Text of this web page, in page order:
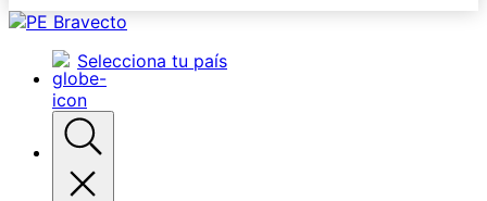
Placeholder
Anchor
Skip
Content
Skip
Footer
Selecciona tu país